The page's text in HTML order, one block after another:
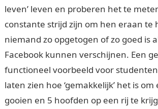
leven’ leven en proberen het te
constante strijd zijn om hen eraan te
niemand zo opgetogen of zo goed is
Facebook kunnen verschijnen. Een
functioneel voorbeeld voor
laten zien hoe ‘gemakkelijk’ het is
gooien en 5 hoofden op een rij te